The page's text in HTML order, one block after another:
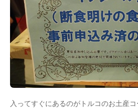
入ってすぐにあるのがトルコのお土産